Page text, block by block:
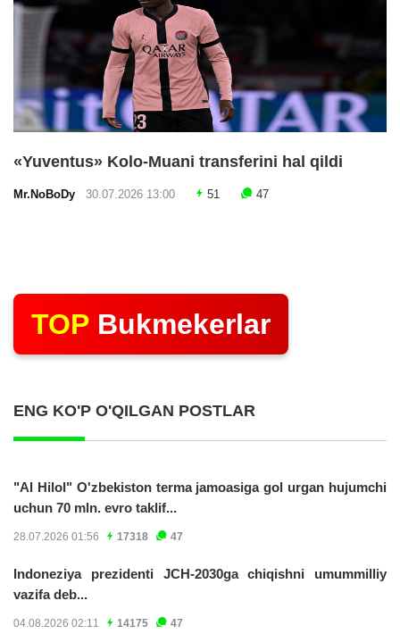
«Yuventus» Kolo-Muani transferini hal qildi
Mr.NoBoDy 30.07.2026 13:00 51 47
TOP Bukmekerlar
ENG KO'P O'QILGAN POSTLAR
"Al Hilol" O'zbekiston terma jamoasiga gol urgan hujumchi
uchun 70 mln. evro taklif...
28.07.2026 01:56 17318 47
Indoneziya prezidenti JCH-2030ga chiqishni umummilliy
vazifa deb...
04.08.2026 02:11 14175 47